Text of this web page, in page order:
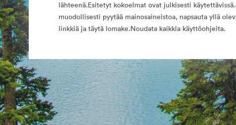
lähteenä.Esitetyt kokoelmat ovat julkisesti
muodollisesti pyytää mainosaineistoa, napsauta yllä
linkkiä ja täytä lomake.Noudata kaikkia käyttöohjeita.